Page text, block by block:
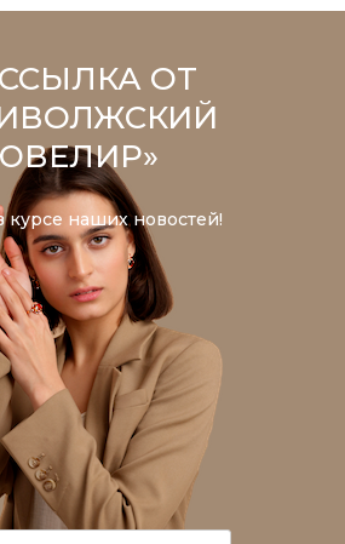
ОТ
курсе наших новостей!